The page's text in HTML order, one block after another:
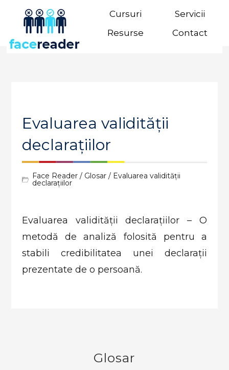
Cursuri
Servicii
Resurse
Contact
Evaluarea validității
declarațiilor
Face Reader/ Glosar/ Evaluarea validității
declarațiilor
Evaluarea validității declarațiilor – O
metodă de analiză folosită pentru a
stabili credibilitatea unei declarații
prezentate de o persoană.
Glosar